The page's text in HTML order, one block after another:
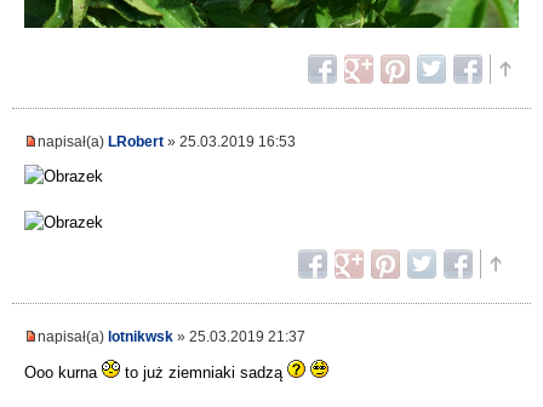
napisał(a) LRobert » 25.03.2019 16:53
napisał(a) lotnikwsk » 25.03.2019 21:37
Ooo kurna to już ziemniaki sadzą